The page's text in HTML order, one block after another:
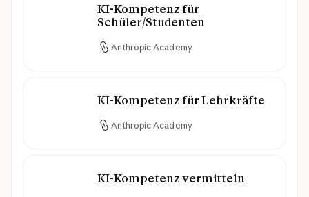
KI-Kompetenz für
Schüler/Studenten
Anthropic Academy
KI-Kompetenz für Schüler/Studenten
KI-Kompetenz für Lehrkräfte
Anthropic Academy
KI-Kompetenz für Lehrkräfte
KI-Kompetenz vermitteln
KI-Kompetenz vermitteln